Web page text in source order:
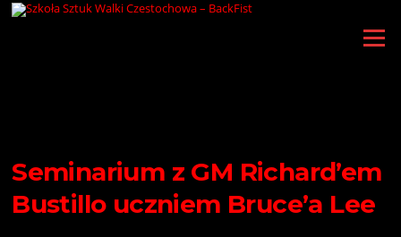
Przejdź
Menu
Seminarium z GM Richard’em
Bustillo uczniem Bruce’a Lee